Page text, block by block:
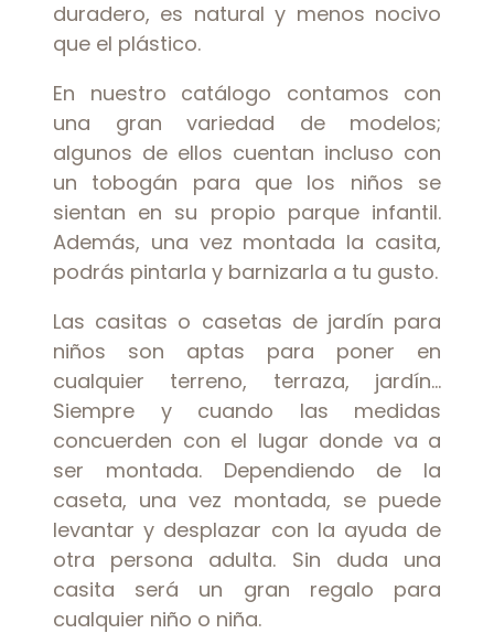
duradero, es natural y menos nocivo
que el plástico.
En nuestro catálogo contamos con
una gran variedad de modelos;
algunos de ellos cuentan incluso con
un tobogán para que los niños se
sientan en su propio parque infantil.
Además, una vez montada la casita,
podrás pintarla y barnizarla a tu gusto.
Las casitas o casetas de jardín para
niños son aptas para poner en
cualquier terreno, terraza, jardín…
Siempre y cuando las medidas
concuerden con el lugar donde va a
ser montada. Dependiendo de la
caseta, una vez montada, se puede
levantar y desplazar con la ayuda de
otra persona adulta. Sin duda una
casita será un gran regalo para
cualquier niño o niña.